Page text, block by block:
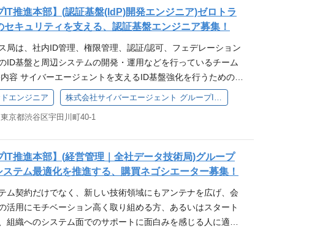
和やかな形で成果の共有をする場を設けています 1ヶ月に最
しになりがちな技術的負債や各エンジニアが提案する課題に
り組むテクの日 二拠点開発なのでメンバー同士のコミュニケ
進するコーヒーブレイクタイムを実施しています 仕事内容
ジェントグループの主要サービスの決済を支えている、非常
基盤の開発・保守運用を担うエンジニアを募集しています！
？--------------------------------------------------------------------------
、WinTicket、タップルなど、グループを代表するサー
足元から支えるミッションクリティカルな基盤です。 安定稼
、今後も長期的にグループ全体の決済を支え続けられる、拡
ロダクトへと進化させていきます。 また、現在は既存基盤の
え、将来的な大規模リプレイスも見据えています。 アーキテ
ェーズです。 既存プロダクトの安定運用・改善に注力するこ
な大規模リプレイスに専念することも、両方に関わることも
向やキャリアプランに応じて柔軟に役割を設計しています。
IT推進本部】(認証基盤(IdP)開発エンジニア)ゼロトラ
セキュリティを支える、認証基盤エンジニア募集！
局は、社内ID管理、権限管理、認証/認可、フェデレーション
ID基盤と周辺システムの開発・運用などを行っているチーム
容 サイバーエージェントを支えるID基盤強化を行うためのコ
開発・運用を行っていただきます。 シングルサインオン、認
アシステムの開発、運用 社内向けID基盤(Webアプリケーシ
、機能追加 様々な業務フローの要件、課題をキャッチアップし
ジニアが主体となる組織であり、各エンジニアがプロジェク
ーとして大規模プロジェクトをリードするチャンスがありま
ーダー、マネージャー、プロダクトオーナーといった役割に
が豊富にあり、自分の意欲やキャリアビジョンに応じた役割
す。さらに、役員との定期的な対話を通じて、上流工程の経
思決定に関与することができます。 技術的挑戦とモダンな開
エンジニア
東京都渋谷区宇田川町40-1
IT推進本部】(経営管理｜全社データ技術局)グループ
テム最適化を推進する、購買ネゴシエーター募集！
ム契約だけでなく、新しい技術領域にもアンテナを広げ、会
活用にモチベーション高く取り組める方、あるいはスタート
組織へのシステム面でのサポートに面白みを感じる人に適し